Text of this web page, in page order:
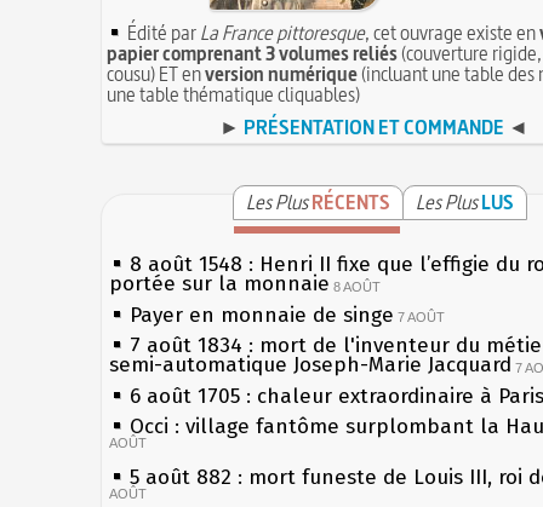
Édité parLa France pittoresque, cet ouvrage existe en
papier comprenant 3 volumes reliés(couverture
cousu) ET enversion numérique(incluant une table des
une table thématique cliquables)
► PRÉSENTATION ET COMMANDE ◄
Les PlusRÉCENTS Les PlusLUS
8 août 1548 : Henri II fixe que l’effigie du
portée sur la monnaie 8 AOÛT
Payer en monnaie de singe 7 AOÛT
7 août 1834 : mort de l'inventeur du
semi-automatique Joseph-Marie Jacquard 7
6 août 1705 : chaleur extraordinaire à Paris
Occi : village fantôme surplombant la
AOÛT
5 août 882 : mort funeste de Louis III, roi
AOÛT